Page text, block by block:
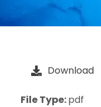
Download
File Type:pdf